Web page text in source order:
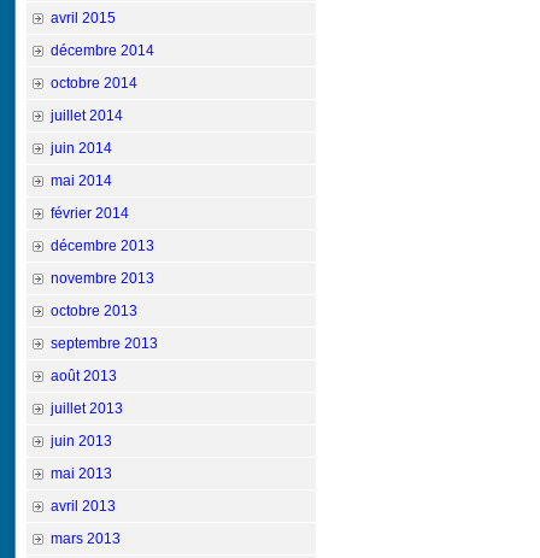
avril 2015
décembre 2014
octobre 2014
juillet 2014
juin 2014
mai 2014
février 2014
décembre 2013
novembre 2013
octobre 2013
septembre 2013
août 2013
juillet 2013
juin 2013
mai 2013
avril 2013
mars 2013